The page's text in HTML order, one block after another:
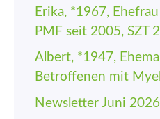
Erika, *1967,
PMF seit 2005, SZT
Albert, *1947,
Betroffenen mit
Newsletter Juni 2026